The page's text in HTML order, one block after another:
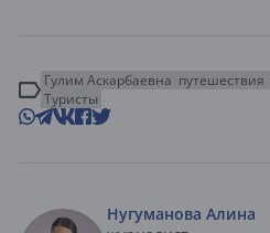
Гулим Аскарбаевна путешествия
Туристы
Нугуманова Алина